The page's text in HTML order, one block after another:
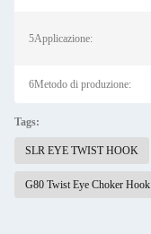
5Applicazione:
6Metodo di produzione:
Tags:
SLR EYE TWIST HOOK
G80 Twist Eye Choker Hook